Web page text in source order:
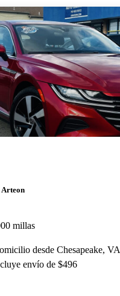
Arteon
millas
desde Chesapeake, VA
envío de $496